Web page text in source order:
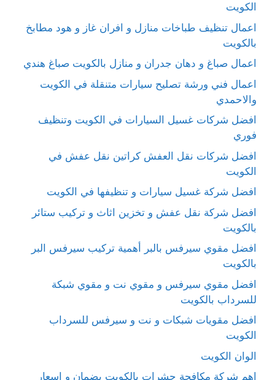
الكويت
اعمال تنظيف طباخات منازل و افران غاز و هود مطابخ
بالكويت
اعمال صباغ و دهان جدران و منازل بالكويت صباغ هندي
اعمال فني ورشة تصليح سيارات متنقلة في الكويت
والاحمدي
افضل شركات غسيل السيارات في الكويت وتنظيف
فوري
افضل شركات نقل العفش كراتين نقل عفش في
الكويت
افضل شركة غسيل سيارات و تنظيفها في الكويت
افضل شركة نقل عفش و تخزين اثاث و تركيب ستائر
بالكويت
افضل مقوي سيرفس بالبر أهمية تركيب سيرفس البر
بالكويت
افضل مقوي سيرفس و مقوي نت و مقوي شبكة
للسرداب بالكويت
افضل مقويات شبكات و نت و سيرفس للسرداب
الكويت
الوان الكويت
اهم شركة مكافحة حشرات بالكويت بضمان و اسعار